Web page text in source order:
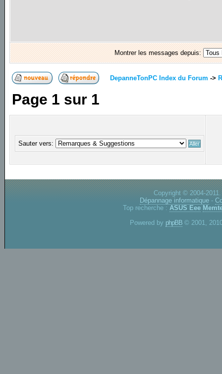
Montrer les messages depuis:
DepanneTonPC Index du Forum ->
Page 1 sur 1
Sauter vers:
Copyright © 2004-
Dépannage informatique -
Top recherche : ASUS Eee
Powered by phpBB © 2001,